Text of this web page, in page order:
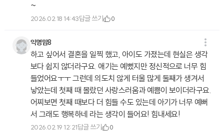
~
2026.02.18 14:43답글 쓰기 0
익명맘8
하고 싶어서 결혼을 일찍 했고, 아이도 가졌는데 현실은 생각
보다 쉽지 않더라구요. 애기는 예뻤지만 정신적으로 너무 힘
들었어요ㅜㅜ 그런데 의도치 않게 터울 많게 둘째가 생겨서
낳았는데 첫째 때 몰랐던 사랑스러움과 예쁨이 보이더라구요.
어찌보면 첫째 때보다 더 힘들 수도 있는데 아기가 너무 예뻐
서 그래도 행복하네 라는 생각이 들어요! 힘내세요!
2026.02.19 12:21답글 쓰기 0